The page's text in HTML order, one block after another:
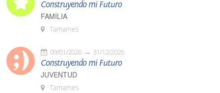
Construyendo mi Futuro
FAMILIA
Tamames
09/01/2026 31/12/2026
Construyendo mi Futuro
JUVENTUD
Tamames